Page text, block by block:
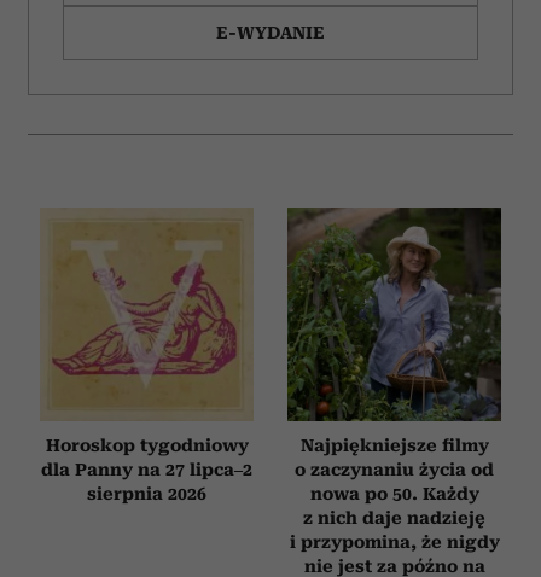
E-WYDANIE
Horoskop tygodniowy
dla Panny na 27 lipca–2
sierpnia 2026
Najpiękniejsze filmy
o zaczynaniu życia od
nowa po 50. Każdy
z nich daje nadzieję
i przypomina, że nigdy
nie jest za późno na